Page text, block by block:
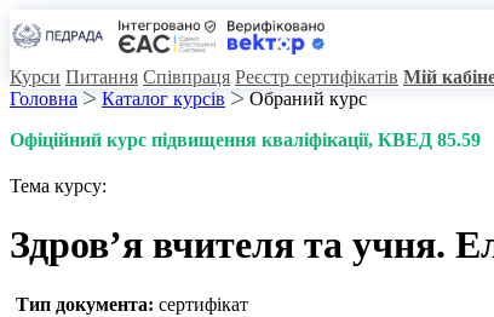
Курси Питання Співпраця Реєстр сертифікатів Мій
Головна
Каталог курсів
Обраний курс
Офіційний курс підвищення кваліфікації, КВЕД 85.59
Тема курсу:
Здров’я вчителя та учня.
Тип документа: сертифікат